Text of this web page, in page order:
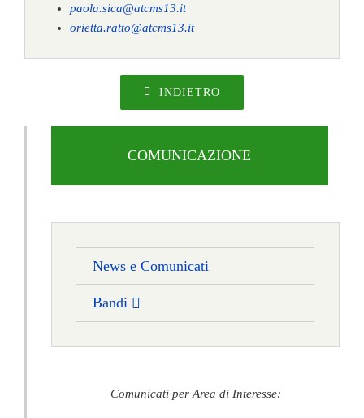
paola.sica@atcms13.it
orietta.ratto@atcms13.it
INDIETRO
COMUNICAZIONE
News e Comunicati
Bandi
Comunicati per Area di Interesse: